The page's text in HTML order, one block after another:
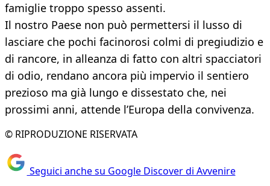
famiglie troppo spesso assenti.
Il nostro Paese non può permettersi il lusso di
lasciare che pochi facinorosi colmi di pregiudizio e
di rancore, in alleanza di fatto con altri spacciatori
di odio, rendano ancora più impervio il sentiero
prezioso ma già lungo e dissestato che, nei
prossimi anni, attende l’Europa della convivenza.
© RIPRODUZIONE RISERVATA
Seguici anche su Google Discover di Avvenire